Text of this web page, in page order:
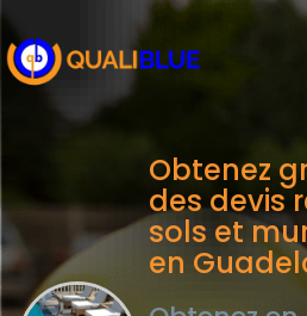
Obtenez
des devis
sols et
en